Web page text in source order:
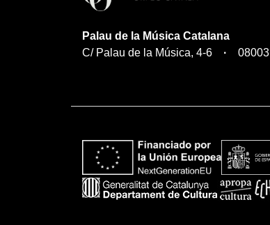
Palau de la Música Catalana
C/ Palau de la Música, 4-6
08003